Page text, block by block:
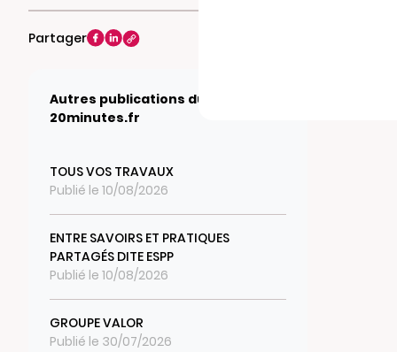
Partager
Autres publications du journal
20minutes.fr
TOUS VOS TRAVAUX
Publié le 10/08/2026
ENTRE SAVOIRS ET PRATIQUES
PARTAGÉS DITE ESPP
Publié le 10/08/2026
GROUPE VALOR
Publié le 30/07/2026